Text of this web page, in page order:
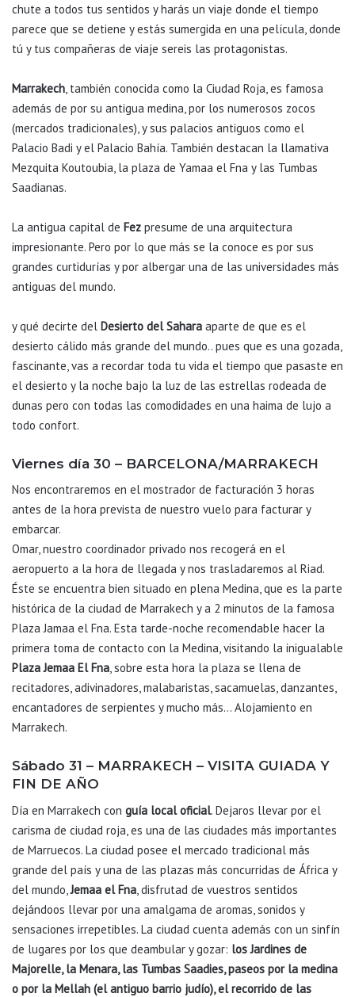
chute a todos tus sentidos y harás un viaje donde el tiempo
parece que se detiene y estás sumergida en una película, donde
tú y tus compañeras de viaje sereis las protagonistas.
Marrakech , también conocida como la Ciudad Roja, es famosa
además de por su antigua medina, por los numerosos zocos
(mercados tradicionales), y sus palacios antiguos como el
Palacio Badi y el Palacio Bahía. También destacan la llamativa
Mezquita Koutoubia, la plaza de Yamaa el Fna y las Tumbas
Saadianas.
La antigua capital de Fez presume de una arquitectura
impresionante. Pero por lo que más se la conoce es por sus
grandes curtidurías y por albergar una de las universidades más
antiguas del mundo.
y qué decirte del Desierto del Sahara aparte de que es el
desierto cálido más grande del mundo.. pues que es una gozada,
fascinante, vas a recordar toda tu vida el tiempo que pasaste en
el desierto y la noche bajo la luz de las estrellas rodeada de
dunas pero con todas las comodidades en una haima de lujo a
todo confort.
Viernes día 30 – BARCELONA/MARRAKECH
Nos encontraremos en el mostrador de facturación 3 horas
antes de la hora prevista de nuestro vuelo para facturar y
embarcar.
Omar, nuestro coordinador privado nos recogerá en el
aeropuerto a la hora de llegada y nos trasladaremos al Riad.
Éste se encuentra bien situado en plena Medina, que es la parte
histórica de la ciudad de Marrakech y a 2 minutos de la famosa
Plaza Jamaa el Fna. Esta tarde-noche recomendable hacer la
primera toma de contacto con la Medina, visitando la inigualable
Plaza Jemaa El Fna, sobre esta hora la plaza se llena de
recitadores, adivinadores, malabaristas, sacamuelas, danzantes,
encantadores de serpientes y mucho más… Alojamiento en
Marrakech.
Sábado 31 – MARRAKECH – VISITA GUIADA Y
FIN DE AÑO
Día en Marrakech con guía local oficial. Dejaros llevar por el
carisma de ciudad roja, es una de las ciudades más importantes
de Marruecos. La ciudad posee el mercado tradicional más
grande del país y una de las plazas más concurridas de África y
del mundo,Jemaa el Fna , disfrutad de vuestros sentidos
dejándoos llevar por una amalgama de aromas, sonidos y
sensaciones irrepetibles. La ciudad cuenta además con un sinfín
de lugares por los que deambular y gozar: los Jardines de
Majorelle, la Menara, las Tumbas Saadies, paseos por la medina
o por la Mellah (el antiguo barrio judío), el recorrido de las